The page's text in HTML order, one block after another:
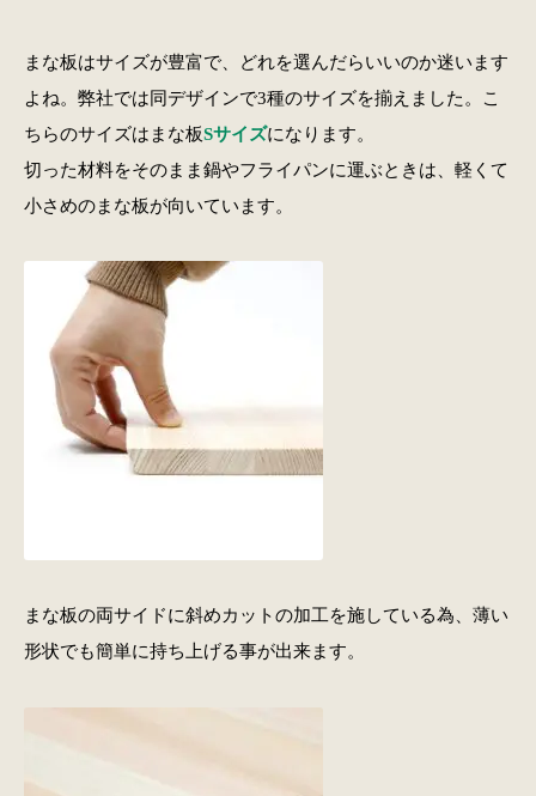
まな板はサイズが豊富で、どれを選んだらいいのか迷います
よね。弊社では同デザインで3種のサイズを揃えました。こ
ちらのサイズはまな板Sサイズになります。
切った材料をそのまま鍋やフライパンに運ぶときは、軽くて
小さめのまな板が向いています。
まな板の両サイドに斜めカットの加工を施している為、薄い
形状でも簡単に持ち上げる事が出来ます。